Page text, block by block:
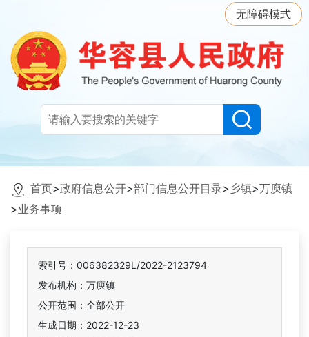
无障碍模式
首页>政府信息公开>部门信息公开目录> 乡镇>万庾镇
>业务事项
索引号：006382329L/2022-2123794
发布机构：万庾镇
公开范围：全部公开
生成日期：2022-12-23